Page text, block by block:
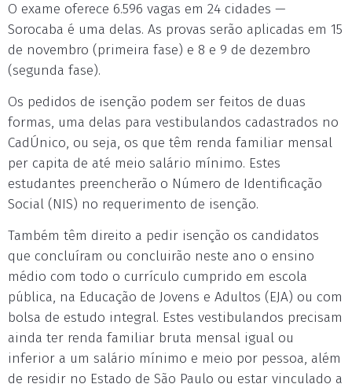
O exame oferece 6.596 vagas em 24 cidades —
Sorocaba é uma delas. As provas serão aplicadas em 15
de novembro (primeira fase) e 8 e 9 de dezembro
(segunda fase).
Os pedidos de isenção podem ser feitos de duas
formas, uma delas para vestibulandos cadastrados no
CadÚnico, ou seja, os que têm renda familiar mensal
per capita de até meio salário mínimo. Estes
estudantes preencherão o Número de Identificação
Social (NIS) no requerimento de isenção.
Também têm direito a pedir isenção os candidatos
que concluíram ou concluirão neste ano o ensino
médio com todo o currículo cumprido em escola
pública, na Educação de Jovens e Adultos (EJA) ou com
bolsa de estudo integral. Estes vestibulandos precisam
ainda ter renda familiar bruta mensal igual ou
inferior a um salário mínimo e meio por pessoa, além
de residir no Estado de São Paulo ou estar vinculado a